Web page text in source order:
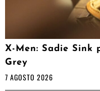
X-Men: Sadie Sink
Grey
7 AGOSTO 2026